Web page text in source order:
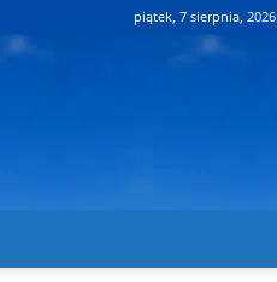
piątek, 7 sierpnia, 2026